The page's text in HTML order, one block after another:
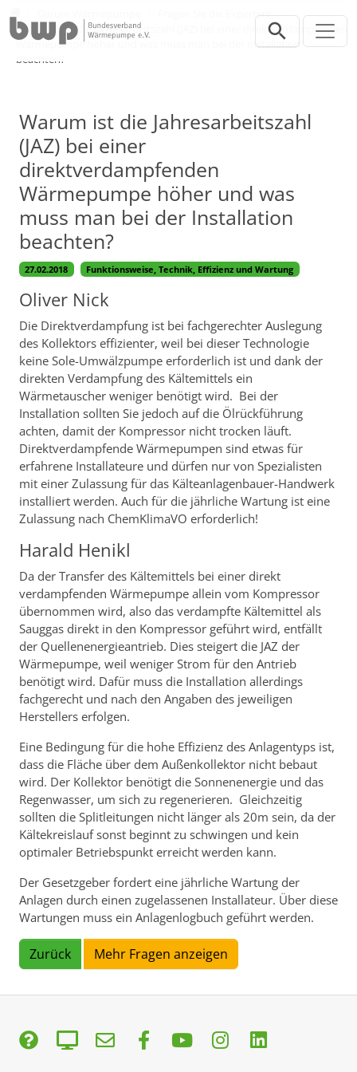
Fragen Sie die Experten!
Warum ist die Jahresarbeitszahl (JAZ) bei einer direktverdampfenden
Wärmepumpe höher und was muss man bei der Installation
beachten?
Warum ist die Jahresarbeitszahl
(JAZ) bei einer
direktverdampfenden
Wärmepumpe höher und was
muss man bei der Installation
beachten?
27.02.2018 Funktionsweise, Technik, Effizienz und Wartung
Oliver Nick
Die Direktverdampfung ist bei fachgerechter Auslegung
des Kollektors effizienter, weil bei dieser Technologie
keine Sole-Umwälzpumpe erforderlich ist und dank der
direkten Verdampfung des Kältemittels ein
Wärmetauscher weniger benötigt wird. Bei der
Installation sollten Sie jedoch auf die Ölrückführung
achten, damit der Kompressor nicht trocken läuft.
Direktverdampfende Wärmepumpen sind etwas für
erfahrene Installateure und dürfen nur von Spezialisten
mit einer Zulassung für das Kälteanlagenbauer-Handwerk
installiert werden. Auch für die jährliche Wartung ist eine
Zulassung nach ChemKlimaVO erforderlich!
Harald Henikl
Da der Transfer des Kältemittels bei einer direkt
verdampfenden Wärmepumpe allein vom Kompressor
übernommen wird, also das verdampfte Kältemittel als
Sauggas direkt in den Kompressor geführt wird, entfällt
der Quellenenergieantrieb. Dies steigert die JAZ der
Wärmepumpe, weil weniger Strom für den Antrieb
benötigt wird. Dafür muss die Installation allerdings
fachgerecht und nach den Angaben des jeweiligen
Herstellers erfolgen.
Eine Bedingung für die hohe Effizienz des Anlagentyps ist,
dass die Fläche über dem Außenkollektor nicht bebaut
wird. Der Kollektor benötigt die Sonnenenergie und das
Regenwasser, um sich zu regenerieren. Gleichzeitig
sollten die Splitleitungen nicht länger als 20m sein, da der
Kältekreislauf sonst beginnt zu schwingen und kein
optimaler Betriebspunkt erreicht werden kann.
Der Gesetzgeber fordert eine jährliche Wartung der
Anlagen durch einen zugelassenen Installateur. Über diese
Wartungen muss ein Anlagenlogbuch geführt werden.
Zurück Mehr Fragen anzeigen